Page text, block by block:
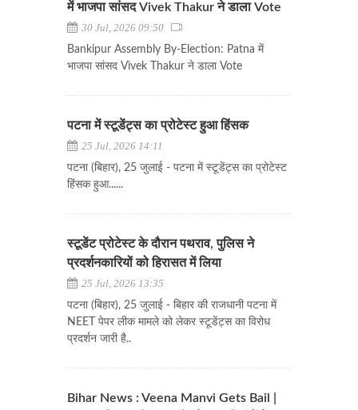
में भाजपा सांसद Vivek Thakur ने डाला Vote
30 Jul, 2026 09:50
Bankipur Assembly By-Election: Patna में
भाजपा सांसद Vivek Thakur ने डाला Vote
पटना में स्टूडेंट्स का प्रोटेस्ट हुआ हिंसक
25 Jul, 2026 14:11
पटना (बिहार), 25 जुलाई - पटना में स्टूडेंट्स का प्रोटेस्ट
हिंसक हुआ......
स्टूडेंट प्रोटेस्ट के दौरान पथराव, पुलिस ने
प्रदर्शनकारियों को हिरासत में लिया
25 Jul, 2026 13:35
पटना (बिहार), 25 जुलाई - बिहार की राजधानी पटना में
NEET पेपर लीक मामले को लेकर स्टूडेंट्स का विरोध
प्रदर्शन जारी है..
Bihar News : Veena Manvi Gets Bail |